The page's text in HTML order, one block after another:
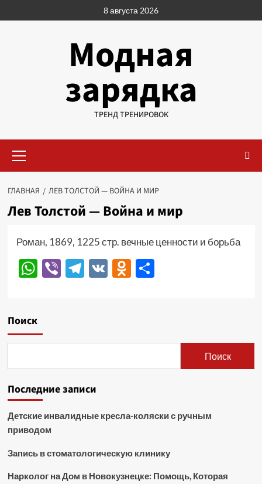
к
8 августа 2026
Модная
зарядка
ТРЕНД ТРЕНИРОВОК
меню
ГЛАВНАЯ ЛЕВ ТОЛСТОЙ — ВОЙНА И МИР
Лев Толстой — Война и мир
Роман, 1869, 1225 стр. вечные ценности и борьба
WhatsApp
ViberTelegram
VKOdnoklassniki
Отправить
Поиск
Поиск
Последние записи
Детские инвалидные кресла-коляски с ручным
приводом
Запись в стоматологическую клинику
Нарколог на Дом в Новокузнецке: Помощь, Которая